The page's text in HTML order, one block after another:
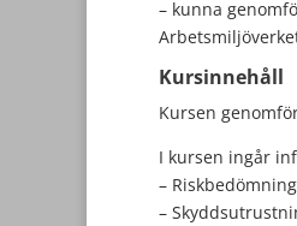
– kunna
Kursinnehåll
Kursen
I kursen ingår
–
–